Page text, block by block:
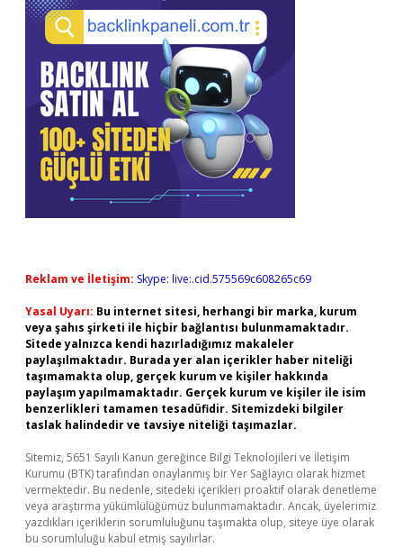
Reklam ve İletişim: Skype: live:.cid.575569c608265c69
Yasal Uyarı: Bu internet sitesi, herhangi bir marka, kurum
veya şahıs şirketi ile hiçbir bağlantısı bulunmamaktadır.
Sitede yalnızca kendi hazırladığımız makaleler
paylaşılmaktadır. Burada yer alan içerikler haber niteliği
taşımamakta olup, gerçek kurum ve kişiler hakkında
paylaşım yapılmamaktadır. Gerçek kurum ve kişiler ile isim
benzerlikleri tamamen tesadüfidir. Sitemizdeki bilgiler
taslak halindedir ve tavsiye niteliği taşımazlar.
Sitemiz, 5651 Sayılı Kanun gereğince Bilgi Teknolojileri ve İletişim
Kurumu (BTK) tarafından onaylanmış bir Yer Sağlayıcı olarak hizmet
vermektedir. Bu nedenle, sitedeki içerikleri proaktif olarak denetleme
veya araştırma yükümlülüğümüz bulunmamaktadır. Ancak, üyelerimiz
yazdıkları içeriklerin sorumluluğunu taşımakta olup, siteye üye olarak
bu sorumluluğu kabul etmiş sayılırlar.